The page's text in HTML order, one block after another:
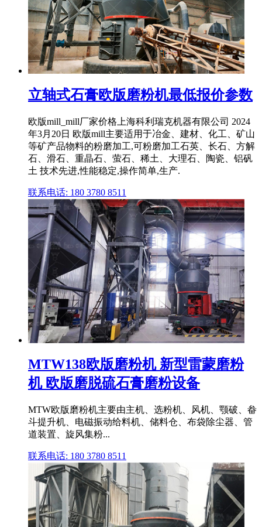
立轴式石膏欧版磨粉机最低报价参数
欧版mill_mill厂家价格上海科利瑞克机器有限公司 2024
年3月20日 欧版mill主要适用于冶金、建材、化工、矿山
等矿产品物料的粉磨加工,可粉磨加工石英、长石、方解
石、滑石、重晶石、萤石、稀土、大理石、陶瓷、铝矾
土 技术先进,性能稳定,操作简单,生产.
联系电话: 180 3780 8511
MTW138欧版磨粉机 新型雷蒙磨粉
机 欧版磨脱硫石膏磨粉设备
MTW欧版磨粉机主要由主机、选粉机、风机、颚破、畚
斗提升机、电磁振动给料机、储料仓、布袋除尘器、管
道装置、旋风集粉...
联系电话: 180 3780 8511